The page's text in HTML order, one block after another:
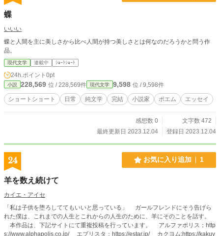
蝶
いいい
蝶と人間を主に美しさから比べ人間が持つ美しさとは何なのだろうかと問う作
品。
現代文学 連載中 ｼｮｰﾄｼｮｰﾄ
24h.ポイント 0pt
小説 228,569 位 / 228,569件 現代文学 9,598 位 / 9,598件
ショートショート 日常 純文学 完結 小説家 ポエム エッセイ
感想数 0
文字数 472
最終更新日 2023.12.04
登録日 2023.12.04
24 お気に入り追加 1
羊を数え続けて
カイエ・アイセ
「私は子供を堕ろしててもいいと思っている」 ガールフレンドにそう告げら
れた僕は、これまでの人生とこれからの人生のために、羊にそのことを話す。
本作品は、下記サイトにて重複投稿を行っています。 アルファポリス；http
s://www.alphapolis.co.jp/ エブリスタ：https://estar.jp/ カクヨム:https://kakuy